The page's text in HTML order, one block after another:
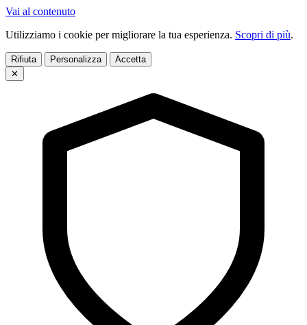
Vai al contenuto
Utilizziamo i cookie per migliorare la tua esperienza. Scopri di più.
Rifiuta Personalizza
Accetta
✕